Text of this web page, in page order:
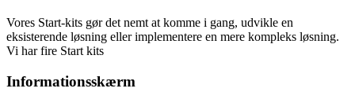
Vores Start-kits gør det nemt at komme i gang, udvikle en
eksisterende løsning eller implementere en mere kompleks løsning.
Vi har fire Start kits
Informationsskærm